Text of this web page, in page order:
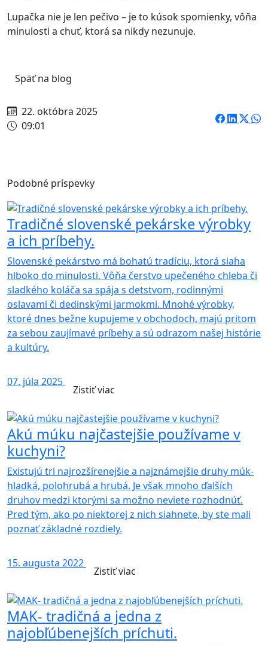
Podobné príspevky
Tradičné slovenské pekárske výrobky
a ich príbehy.
Slovenské pekárstvo má bohatú tradíciu, ktorá siaha
hlboko do minulosti. Vôňa čerstvo upečeného chleba či
sladkého koláča sa spája s detstvom, rodinnými
oslavami či dedinskými jarmokmi. Mnohé výrobky,
ktoré dnes bežne kupujeme v obchodoch, majú pritom
za sebou zaujímavé príbehy a sú odrazom našej histórie
a kultúry.
07. júla 2025
Zistiť viac
Akú múku najčastejšie používame v
kuchyni?
Existujú tri najrozšírenejšie a najznámejšie druhy múk-
hladká, polohrubá a hrubá. Je však mnoho ďalších
druhov medzi ktorými sa možno neviete rozhodnúť.
Pred tým, ako po niektorej z nich siahnete, by ste mali
poznať základné rozdiely.
15. augusta 2022
Zistiť viac
MAK- tradičná a jedna z
najobľúbenejších príchuti.
Lupačka nie je len pečivo – je to kúsok spomienky, vôňa
minulosti a chuť, ktorá sa nikdy nezunuje.
Späť na blog
22. októbra 2025
09:01